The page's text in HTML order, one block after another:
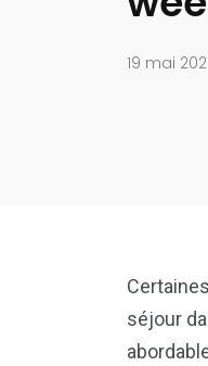
19 mai
séjour